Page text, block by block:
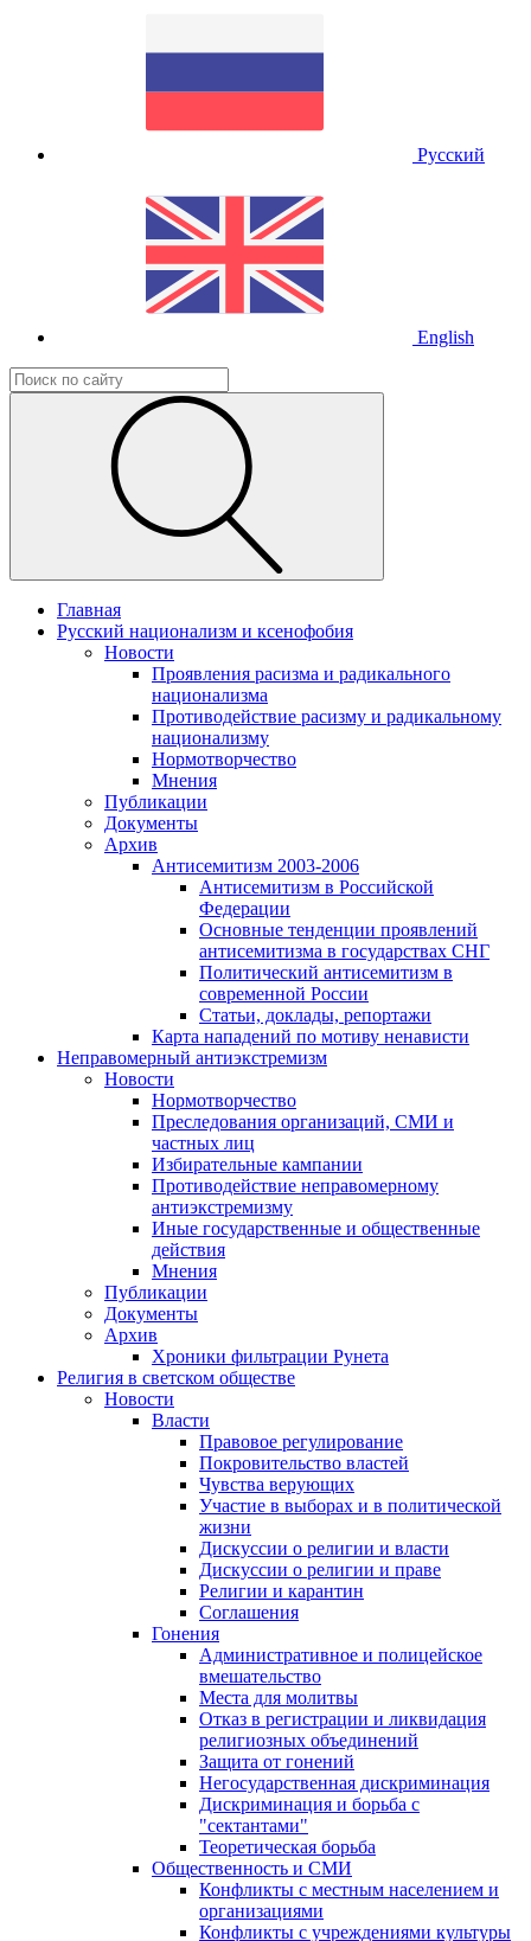
Русский
English
Главная
Русский национализм и ксенофобия
Новости
Проявления расизма и радикального
национализма
Противодействие расизму и радикальному
национализму
Нормотворчество
Мнения
Публикации
Документы
Архив
Антисемитизм 2003-2006
Антисемитизм в Российской
Федерации
Основные тенденции проявлений
антисемитизма в государствах СНГ
Политический антисемитизм в
современной России
Статьи, доклады, репортажи
Карта нападений по мотиву ненависти
Неправомерный антиэкстремизм
Новости
Нормотворчество
Преследования организаций, СМИ и
частных лиц
Избирательные кампании
Противодействие неправомерному
антиэкстремизму
Иные государственные и общественные
действия
Мнения
Публикации
Документы
Архив
Хроники фильтрации Рунета
Религия в светском обществе
Новости
Власти
Правовое регулирование
Покровительство властей
Чувства верующих
Участие в выборах и в политической
жизни
Дискуссии о религии и власти
Дискуссии о религии и праве
Религии и карантин
Соглашения
Гонения
Административное и полицейское
вмешательство
Места для молитвы
Отказ в регистрации и ликвидация
религиозных объединений
Защита от гонений
Негосударственная дискриминация
Дискриминация и борьба с
"сектантами"
Теоретическая борьба
Общественность и СМИ
Конфликты с местным населением и
организациями
Конфликты с учреждениями культуры